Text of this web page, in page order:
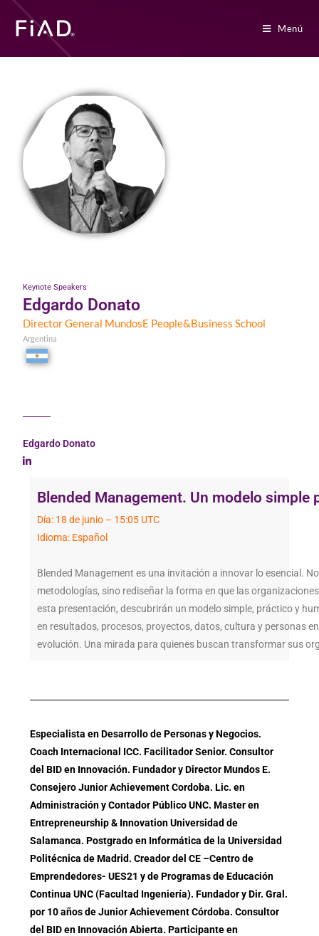
Menú
Keynote Speakers
Edgardo Donato
Director General MundosE People&Business School
Argentina
Edgardo Donato
Blended Management. Un modelo simple
Día: 18 de junio – 15:05 UTC
Idioma: Español
Blended Management es una invitación a innovar lo esencial.
metodologías, sino rediseñar la forma en que las
esta presentación, descubrirán un modelo simple, práctico y
en resultados, procesos, proyectos, datos, cultura y personas
evolución. Una mirada para quienes buscan transformar sus
Especialista en Desarrollo de Personas y Negocios.
Coach Internacional ICC. Facilitador Senior. Consultor
del BID en Innovación. Fundador y Director Mundos E.
Consejero Junior Achievement Cordoba. Lic. en
Administración y Contador Público UNC. Master en
Entrepreneurship & Innovation Universidad de
Salamanca. Postgrado en Informática de la Universidad
Politécnica de Madrid. Creador del CE –Centro de
Emprendedores- UES21 y de Programas de Educación
Continua UNC (Facultad Ingeniería). Fundador y Dir. Gral.
por 10 años de Junior Achievement Córdoba. Consultor
del BID en Innovación Abierta. Participante en